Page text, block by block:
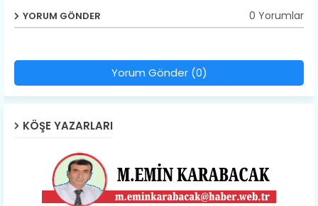
YORUM GÖNDER 0 Yorumlar
Yorum Gönder (0)
KÖŞE YAZARLARI